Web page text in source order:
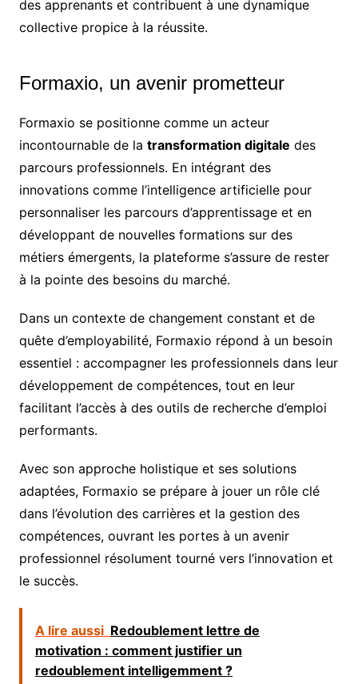
des apprenants et contribuent à une dynamique
collective propice à la réussite.
Formaxio, un avenir prometteur
Formaxio se positionne comme un acteur
incontournable de la transformation digitale des
parcours professionnels. En intégrant des
innovations comme l’intelligence artificielle pour
personnaliser les parcours d’apprentissage et en
développant de nouvelles formations sur des
métiers émergents, la plateforme s’assure de rester
à la pointe des besoins du marché.
Dans un contexte de changement constant et de
quête d’employabilité, Formaxio répond à un besoin
essentiel : accompagner les professionnels dans leur
développement de compétences, tout en leur
facilitant l’accès à des outils de recherche d’emploi
performants.
Avec son approche holistique et ses solutions
adaptées, Formaxio se prépare à jouer un rôle clé
dans l’évolution des carrières et la gestion des
compétences, ouvrant les portes à un avenir
professionnel résolument tourné vers l’innovation et
le succès.
A lire aussi Redoublement lettre de
motivation : comment justifier un
redoublement intelligemment ?